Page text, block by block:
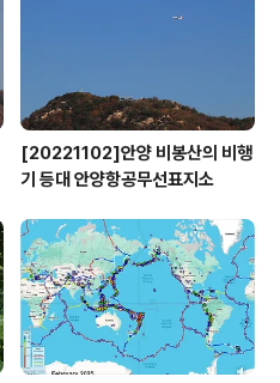
[20221102]안양 비봉산의 비행
기 등대 안양항공무선표지소